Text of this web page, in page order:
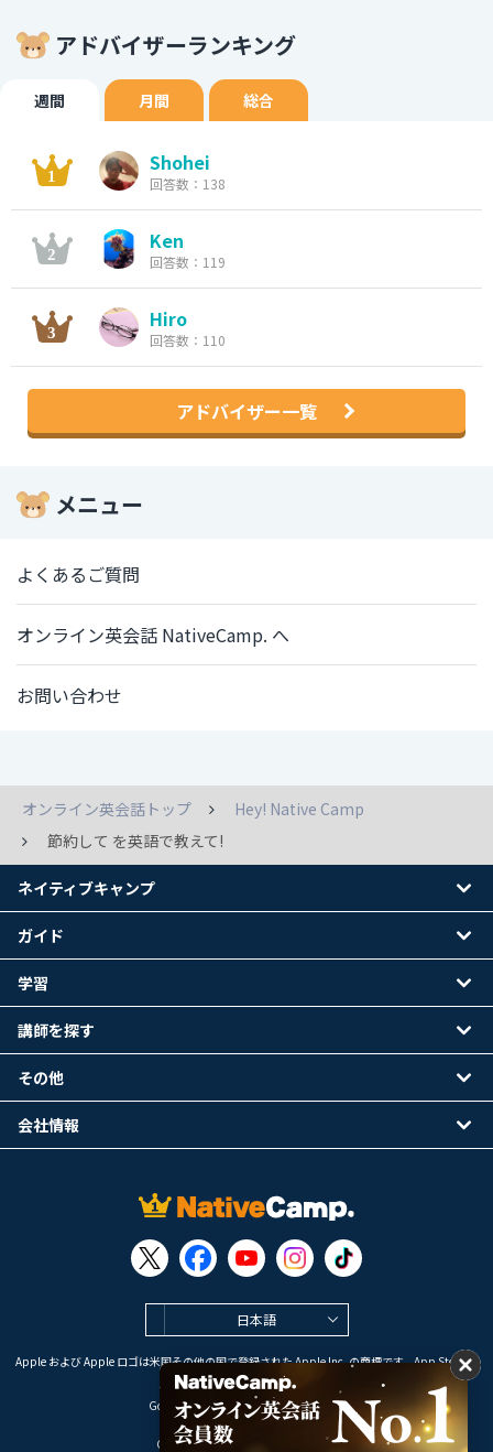
アドバイザーランキング
週間 月間 総合
Shohei
回答数：138
Ken
回答数：119
Hiro
回答数：110
アドバイザー一覧
メニュー
よくあるご質問
オンライン英会話 NativeCamp. へ
お問い合わせ
オンライン英会話トップ
Hey! Native Camp
節約して を英語で教えて!
日本語
Apple および Apple ロゴは米国その他の国で登録された Apple Inc. の商標です。App Store は
Apple Inc. のサービスマークです。
Google Play は Google LLC の商標です。
Copyright © 2026 オンライン英会話
ネイティブキャンプ
ガイド
学習
講師を探す
その他
会社情報